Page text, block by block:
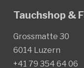
Tauchshop &
Grossmatte 30
6014 Luzern
+41 79 354 64 06